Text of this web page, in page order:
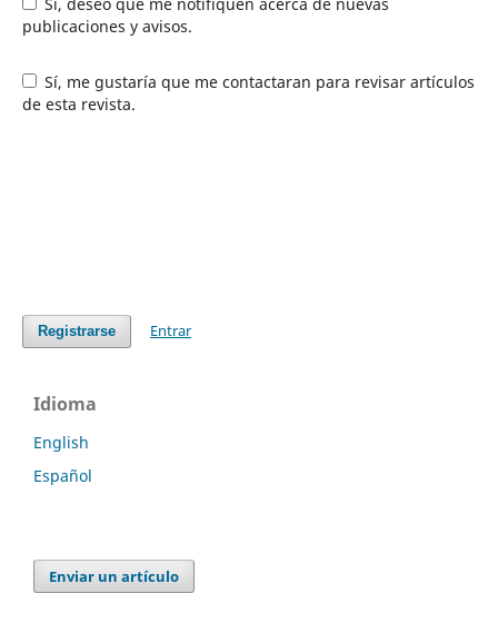
publicaciones y avisos.
Sí, me gustaría que me contactaran para revisar artículos
de esta revista.
Registrarse Entrar
Idioma
English
Español
Enviar un artículo